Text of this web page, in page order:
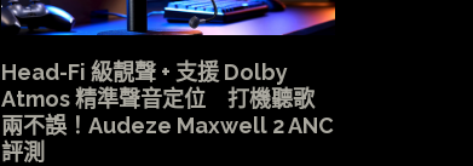
Head-Fi 級靚聲 + 支援 Dolby
Atmos 精準聲音定位 打機聽歌
兩不誤！Audeze Maxwell 2 ANC
評測